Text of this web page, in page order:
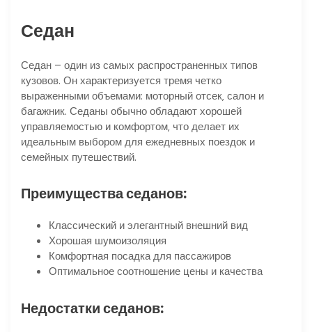
Седан
Седан – один из самых распространенных типов
кузовов. Он характеризуется тремя четко
выраженными объемами: моторный отсек‚ салон и
багажник. Седаны обычно обладают хорошей
управляемостью и комфортом‚ что делает их
идеальным выбором для ежедневных поездок и
семейных путешествий.
Преимущества седанов:
Классический и элегантный внешний вид
Хорошая шумоизоляция
Комфортная посадка для пассажиров
Оптимальное соотношение цены и качества
Недостатки седанов: